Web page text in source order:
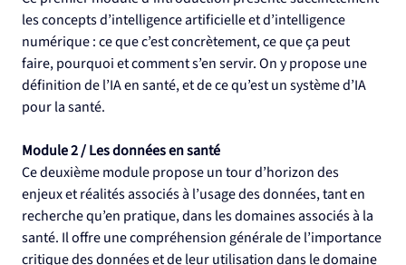
les concepts d’intelligence artificielle et d’intelligence
numérique : ce que c’est concrètement, ce que ça peut
faire, pourquoi et comment s’en servir. On y propose une
définition de l’IA en santé, et de ce qu’est un système d’IA
pour la santé.
Module 2 / Les données en santé
Ce deuxième module propose un tour d’horizon des
enjeux et réalités associés à l’usage des données, tant en
recherche qu’en pratique, dans les domaines associés à la
santé. Il offre une compréhension générale de l’importance
critique des données et de leur utilisation dans le domaine